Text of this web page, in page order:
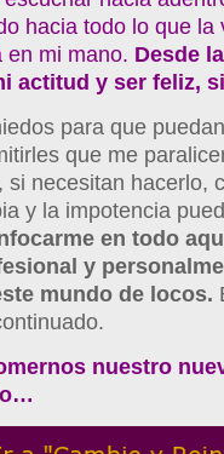
hacia todo lo que la
en mi mano. Desde
actitud y ser feliz,
para que
que me
si necesitan hacerlo,
y la impotencia
en todo
y
mundo de locos.
nuestro